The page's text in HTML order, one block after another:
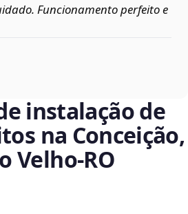
Funcionamento perfeito e
instalação de
na Conceição,
Velho‑RO